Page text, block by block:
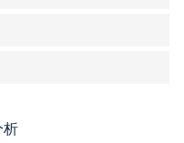
析